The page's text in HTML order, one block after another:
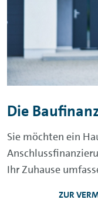
Die
Sie möchten ein
Ihr Zuhause
ZUR